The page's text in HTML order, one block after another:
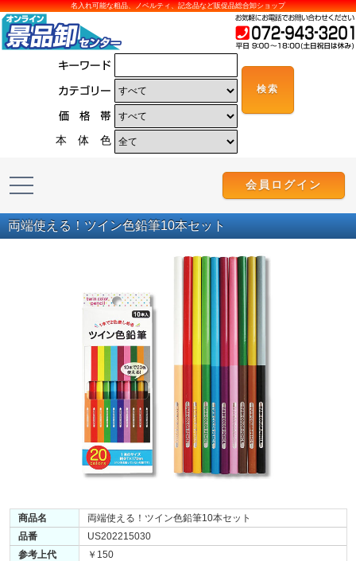
名入れ可能な粗品、ノベルティ、記念品など販促品総合卸ショップ
本 体 色
会員ログイン
両端使える！ツイン色鉛筆10本セット
商品名
両端使える！ツイン色鉛筆10本セット
品番
US202215030
参考上代
￥150